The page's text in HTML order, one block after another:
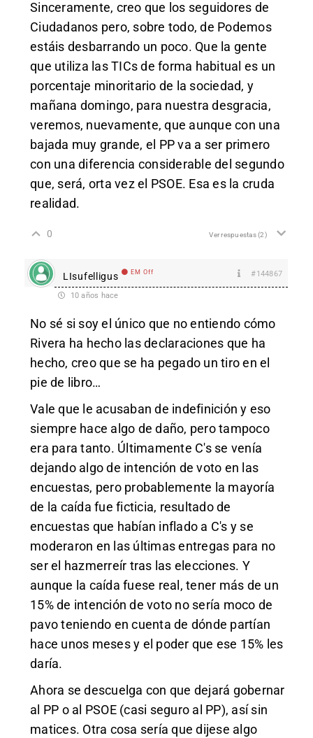
Sinceramente, creo que los seguidores de
Ciudadanos pero, sobre todo, de Podemos
estáis desbarrando un poco. Que la gente
que utiliza las TICs de forma habitual es un
porcentaje minoritario de la sociedad, y
mañana domingo, para nuestra desgracia,
veremos, nuevamente, que aunque con una
bajada muy grande, el PP va a ser primero
con una diferencia considerable del segundo
que, será, orta vez el PSOE. Esa es la cruda
realidad.
0 Ver respuestas(2)
LIsufelligus EM Off #144867
10 años hace
No sé si soy el único que no entiendo cómo
Rivera ha hecho las declaraciones que ha
hecho, creo que se ha pegado un tiro en el
pie de libro…
Vale que le acusaban de indefinición y eso
siempre hace algo de daño, pero tampoco
era para tanto. Últimamente C's se venía
dejando algo de intención de voto en las
encuestas, pero probablemente la mayoría
de la caída fue ficticia, resultado de
encuestas que habían inflado a C's y se
moderaron en las últimas entregas para no
ser el hazmerreír tras las elecciones. Y
aunque la caída fuese real, tener más de un
15% de intención de voto no sería moco de
pavo teniendo en cuenta de dónde partían
hace unos meses y el poder que ese 15% les
daría.
Ahora se descuelga con que dejará gobernar
al PP o al PSOE (casi seguro al PP), así sin
matices. Otra cosa sería que dijese algo